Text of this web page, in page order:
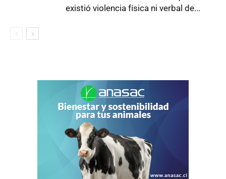
existió violencia física ni verbal de...